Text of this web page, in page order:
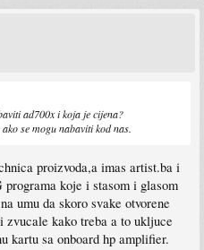
ad700x i koja je cijena?
se mogu nabaviti kod nas.
proizvoda,a imas artist.ba i
koje i stasom i glasom
umu da skoro svake otvorene
kako treba a to ukljuce
kartu sa onboard hp amplifier.